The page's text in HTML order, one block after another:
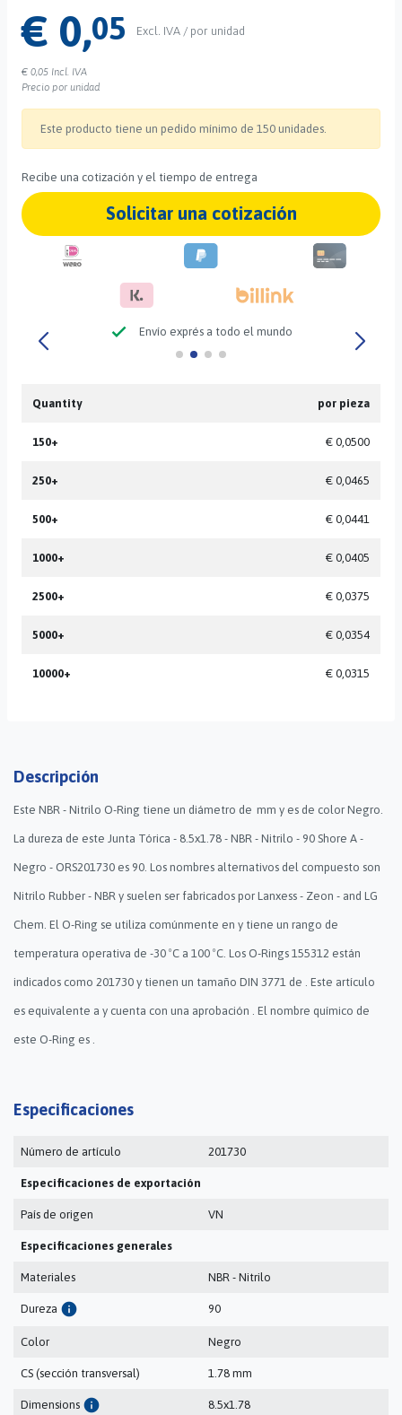
€ 0,05 Excl. IVA / por unidad
€ 0,05 Incl. IVA
Precio por unidad
Este producto tiene un pedido mínimo de 150 unidades.
Recibe una cotización y el tiempo de entrega
Solicitar una cotización
check Envío exprés a todo el mundo
Quantity por pieza
150+ € 0,0500
250+ € 0,0465
500+ € 0,0441
1000+ € 0,0405
2500+ € 0,0375
5000+ € 0,0354
10000+ € 0,0315
Descripción
Este NBR - Nitrilo O-Ring tiene un diámetro de mm y es de color Negro.
La dureza de este Junta Tórica - 8.5x1.78 - NBR - Nitrilo - 90 Shore A -
Negro - ORS201730 es 90. Los nombres alternativos del compuesto son
Nitrilo Rubber - NBR y suelen ser fabricados por Lanxess - Zeon - and LG
Chem. El O-Ring se utiliza comúnmente en y tiene un rango de
temperatura operativa de -30 ºC a 100 ºC. Los O-Rings 155312 están
indicados como 201730 y tienen un tamaño DIN 3771 de . Este artículo
es equivalente a y cuenta con una aprobación . El nombre químico de
este O-Ring es .
Especificaciones
Número de artículo 201730
Especificaciones de exportación
País de origen VN
Especificaciones generales
Materiales NBR - Nitrilo
Dureza info 90
Color Negro
CS (sección transversal) 1.78 mm
Dimensions info 8.5x1.78